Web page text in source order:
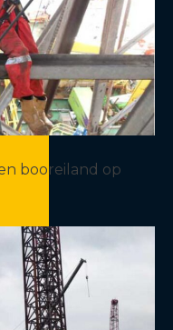
booreiland op